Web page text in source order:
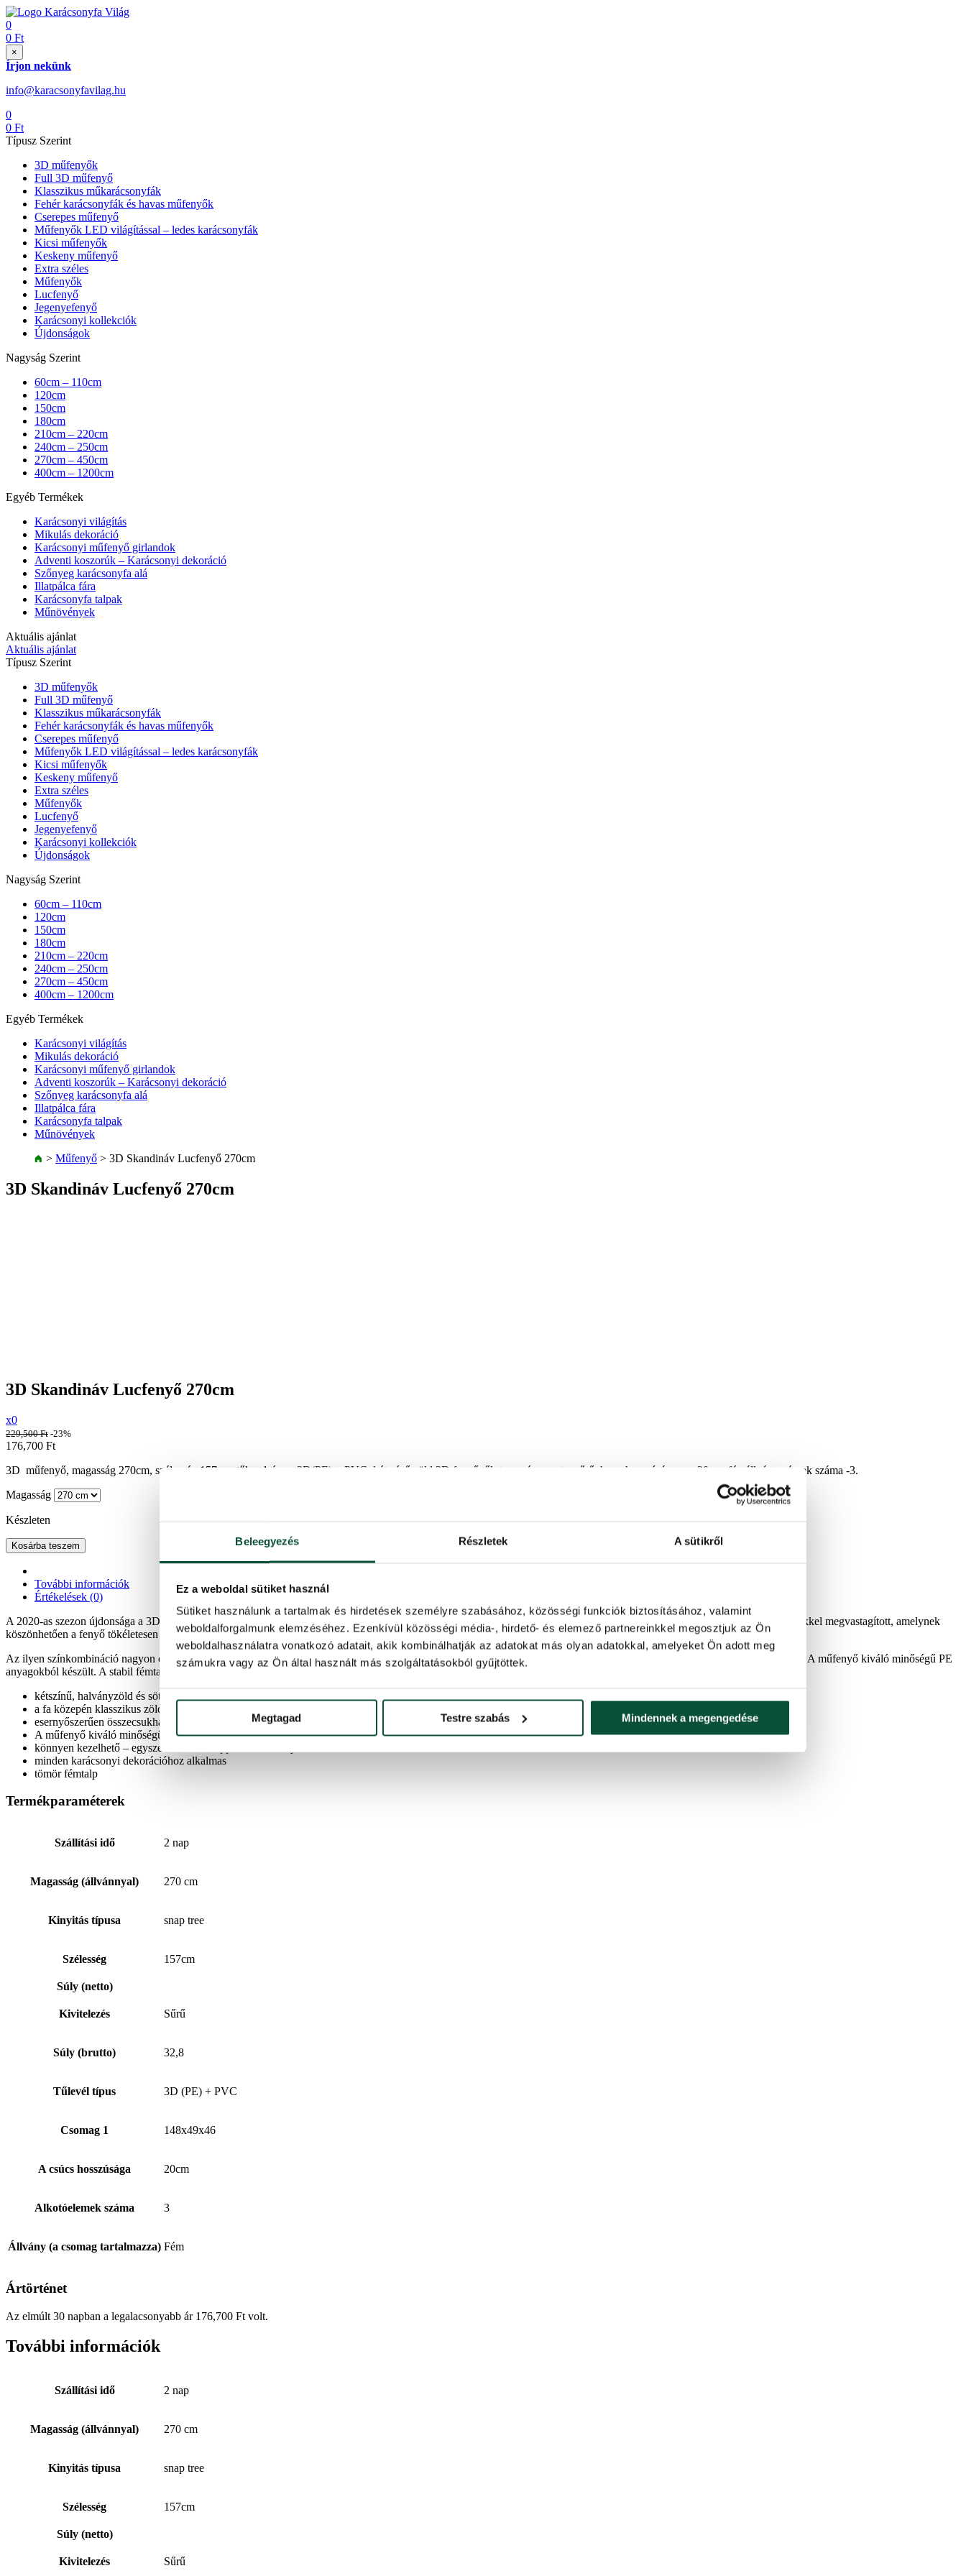
Beleegyezés Részletek A sütikről
Ez a weboldal sütiket használ
Sütiket használunk a tartalmak és hirdetések személyre szabásához, közösségi funkciók biztosításához, valamint
weboldalforgalmunk elemzéséhez. Ezenkívül közösségi média-, hirdető- és elemező partnereinkkel megosztjuk az Ön
weboldalhasználatra vonatkozó adatait, akik kombinálhatják az adatokat más olyan adatokkal, amelyeket Ön adott meg
számukra vagy az Ön által használt más szolgáltatásokból gyűjtöttek.
Megtagad Testre szabás Mindennek a megengedése
0
0 Ft
×
Írjon nekünk
info@karacsonyfavilag.hu
0
0 Ft
Típusz Szerint
3D műfenyők
Full 3D műfenyő
Klasszikus műkarácsonyfák
Fehér karácsonyfák és havas műfenyők
Cserepes műfenyő
Műfenyők LED világítással – ledes karácsonyfák
Kicsi műfenyők
Keskeny műfenyő
Extra széles
Műfenyők
Lucfenyő
Jegenyefenyő
Karácsonyi kollekciók
Újdonságok
Nagyság Szerint
60cm – 110cm
120cm
150cm
180cm
210cm – 220cm
240cm – 250cm
270cm – 450cm
400cm – 1200cm
Egyéb Termékek
Karácsonyi világítás
Mikulás dekoráció
Karácsonyi műfenyő girlandok
Adventi koszorúk – Karácsonyi dekoráció
Szőnyeg karácsonyfa alá
Illatpálca fára
Karácsonyfa talpak
Műnövények
Aktuális ajánlat
Aktuális ajánlat
Típusz Szerint
3D műfenyők
Full 3D műfenyő
Klasszikus műkarácsonyfák
Fehér karácsonyfák és havas műfenyők
Cserepes műfenyő
Műfenyők LED világítással – ledes karácsonyfák
Kicsi műfenyők
Keskeny műfenyő
Extra széles
Műfenyők
Lucfenyő
Jegenyefenyő
Karácsonyi kollekciók
Újdonságok
Nagyság Szerint
60cm – 110cm
120cm
150cm
180cm
210cm – 220cm
240cm – 250cm
270cm – 450cm
400cm – 1200cm
Egyéb Termékek
Karácsonyi világítás
Mikulás dekoráció
Karácsonyi műfenyő girlandok
Adventi koszorúk – Karácsonyi dekoráció
Szőnyeg karácsonyfa alá
Illatpálca fára
Karácsonyfa talpak
Műnövények
> Műfenyő > 3D Skandináv Lucfenyő 270cm
3D Skandináv Lucfenyő 270cm
3D Skandináv Lucfenyő 270cm
x0
229,500Ft -23%
176,700 Ft
3D műfenyő, magasság 270cm, szélesség 157cm, tűlevel típus 3D(PE) + PVC, kétszínű zöld 3D fenyő tűk,tervezés – extra sűrű, hegy hosszúsága cca 20cm, fémállvány, részek száma -3.
Magasság
Készleten
Kosárba teszem
További információk
Értékelések (0)
A 2020-as szezon újdonsága a 3D skandináv luc. A 3D-s tűleveleket a halványzöld és sötétebb zöld színek kombinációjajellemzi. A fa közepe klasszikus, sötétebb PVC tűlevelekkel megvastagított, amelynek
köszönhetően a fenyő tökéletesen sűrű megjelenésű.
Az ilyen színkombináció nagyon élethű és természetes. Ennek a fának másik előnye a sok ága. Az esernyőszerűen összecsukható rendszernek köszönhetően a fa tökéletes alakú. A műfenyő kiváló minőségű PE
anyagokból készült. A stabil fémtalp a csomag része.
kétszínű, halványzöld és sötétebb zöld színű, 3D-s tűlevelek
a fa közepén klasszikus zöld PVC gallyak biztosítják a tökéletesen sűrű megjelenést
esernyőszerűen összecsukható rendszer – a fa tökéletes formájához
A műfenyő kiváló minőségű PE és PVC anyagokból készült.
könnyen kezelhető – egyszerűen összehajtja és visszahelyezi a dobozba
minden karácsonyi dekorációhoz alkalmas
tömör fémtalp
Termékparaméterek
Szállítási idő 2 nap
Magasság (állvánnyal) 270 cm
Kinyitás típusa snap tree
Szélesség 157cm
Súly (netto)
Kivitelezés Sűrű
Súly (brutto) 32,8
Tűlevél típus 3D (PE) + PVC
Csomag 1 148x49x46
A csúcs hosszúsága 20cm
Alkotóelemek száma 3
Állvány (a csomag tartalmazza) Fém
Ártörténet
Az elmúlt 30 napban a legalacsonyabb ár 176,700 Ft volt.
További információk
Szállítási idő 2 nap
Magasság (állvánnyal) 270 cm
Kinyitás típusa snap tree
Szélesség 157cm
Súly (netto)
Kivitelezés Sűrű